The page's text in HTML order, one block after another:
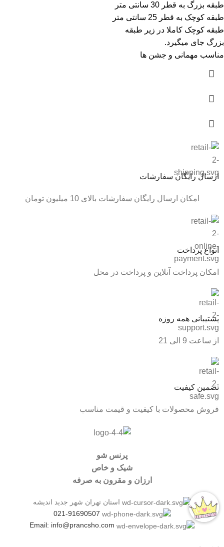
طبقه بزرگ به قطر 30 سانتی متر
طبقه کوچک به قطر 25 سانتی متر
طبقه کوچک کاملا در زیر طبقه
بزرگ جای میگیرد.
مناسب مهمانی و جشن ها
ارسال رایگان سفارشات
امکان ارسال رایگان سفارشات بالای 10 میلیون تومان
انواع پرداخت
امکان پرداخت آنلاین و پرداخت در محل
پشتیبانی همه روزه
از ساعت 9 الی 21
تضمین کیفیت
فروش محصولات با کیفیت و قیمت مناسب
پرنس شو
شیک و خاص
ارزان و مقرون به صرفه
استان تهران شهر جدید اندیشه
021-91690507
Email: info@prancsho.com